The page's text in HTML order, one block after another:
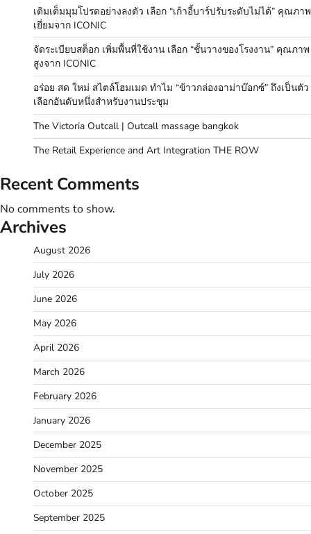
เติมเต็มมุมโปรดอย่างลงตัว เลือก “เก้าอี้บาร์ปรับระดับไม่ได้” คุณภาพ
เยี่ยมจาก ICONIC
จัดระเบียบสต็อก เพิ่มพื้นที่ใช้งาน เลือก “ชั้นวางของโรงงาน” คุณภาพ
สูงจาก ICONIC
อร่อย สด ใหม่ สไตล์โฮมเมด ทำไม “ข้าวกล่องอาม่าบ๊อกซ์” ถึงเป็นตัว
เลือกอันดับหนึ่งสำหรับงานประชุม
The Victoria Outcall | Outcall massage bangkok
The Retail Experience and Art Integration THE ROW
Recent Comments
No comments to show.
Archives
August 2026
July 2026
June 2026
May 2026
April 2026
March 2026
February 2026
January 2026
December 2025
November 2025
October 2025
September 2025